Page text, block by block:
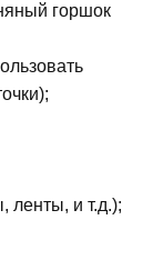
горшок
ленты, и т.д.);